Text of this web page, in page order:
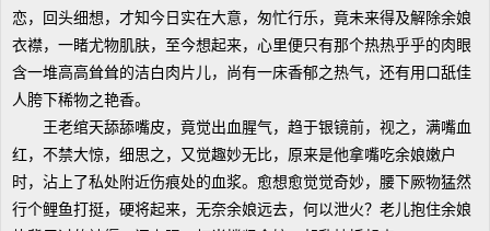
恋，回头细想，才知今日实在大意，匆忙行乐，竟未来得及解除余娘
衣襟，一睹尤物肌肤，至今想起来，心里便只有那个热热乎乎的肉眼
含一堆高高耸耸的洁白肉片儿，尚有一床香郁之热气，还有用口舐佳
人胯下稀物之艳香。
王老绾天舔舔嘴皮，竟觉出血腥气，趋于银镜前，视之，满嘴血
红，不禁大惊，细思之，又觉趣妙无比，原来是他拿嘴吃余娘嫩户
时，沾上了私处附近伤痕处的血浆。愈想愈觉觉奇妙，腰下厥物猛然
行个鲤鱼打挺，硬将起来，无奈余娘远去，何以泄火？老儿抱住余娘